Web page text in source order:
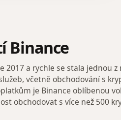
Binance
2017 a rychle se stala jednou
včetně obchodování s
je Binance oblíbenou
obchodovat s více než 500